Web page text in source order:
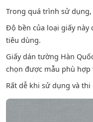
Trong quá trình sử
Độ bền của loại giấy
tiêu dùng.
Giấy dán tường Hàn
chọn được mẫu phù hợp
Rất dễ khi sử dụng và